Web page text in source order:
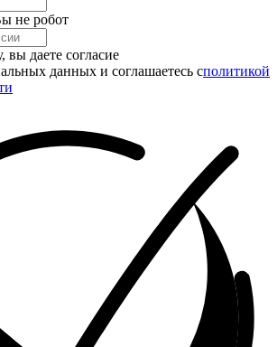
не робот
даете согласие
данных и соглашаетесь cполитикой